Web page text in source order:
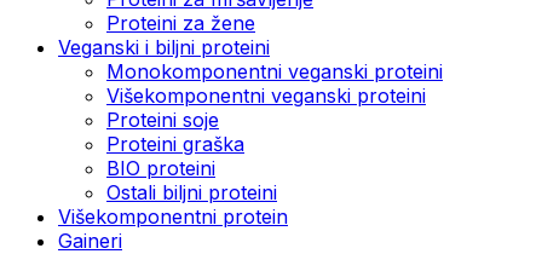
Proteini za žene
Veganski i biljni proteini
Monokomponentni veganski proteini
Višekomponentni veganski proteini
Proteini soje
Proteini graška
BIO proteini
Ostali biljni proteini
Višekomponentni protein
Gaineri